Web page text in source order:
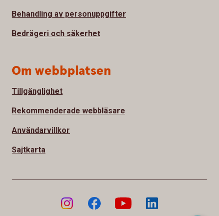
Behandling av personuppgifter
Bedrägeri och säkerhet
Om webbplatsen
Tillgänglighet
Rekommenderade webbläsare
Användarvillkor
Sajtkarta